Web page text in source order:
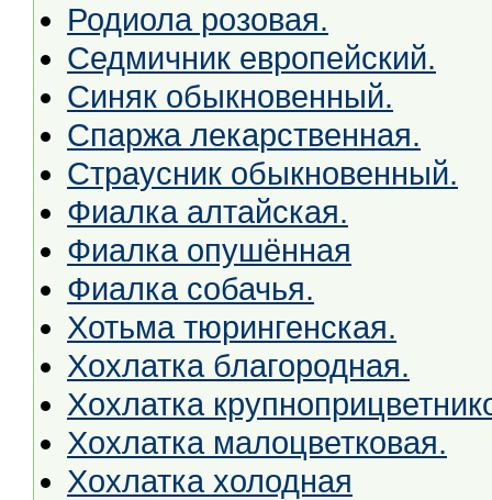
Родиола розовая.
Седмичник европейский.
Синяк обыкновенный.
Спаржа лекарственная.
Страусник обыкновенный.
Фиалка алтайская.
Фиалка опушённая
Фиалка собачья.
Хотьма тюрингенская.
Хохлатка благородная.
Хохлатка
Хохлатка малоцветковая.
Хохлатка холодная